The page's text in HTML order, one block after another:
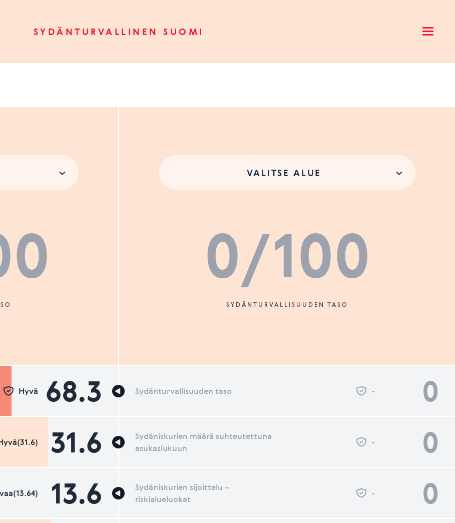
SYDÄNTURVALLINEN SUOMI Open
68.3
Hyvä
31.6
13.6
VALITSE ALUE
0/100
SYDÄNTURVALLISUUDEN TASO
Sydänturvallisuuden taso 0
-
Sydäniskurien määrä suhteutettuna
asukaslukuun
0
-
Sydäniskurien sijoittelu –
riskialueluokat
0
-